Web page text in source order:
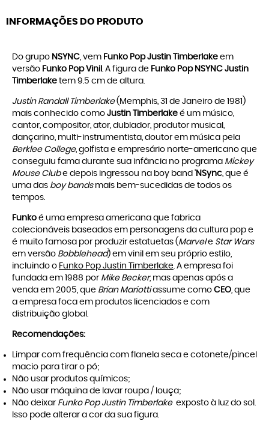
INFORMAÇÕES DO PRODUTO
Do grupo NSYNC, vem Funko Pop Justin Timberlake em
versão Funko Pop Vinil . A figura de Funko Pop NSYNC Justin
Timberlake tem 9.5 cm de altura.
Justin Randall Timberlake(Memphis, 31 de Janeiro de 1981)
mais conhecido como Justin Timberlake é um músico,
cantor, compositor, ator, dublador, produtor musical,
dançarino, multi-instrumentista, doutor em música pela
Berklee College, golfista e empresário norte-americano que
conseguiu fama durante sua infância no programa Mickey
Mouse Clube depois ingressou na boy band 'NSync, que é
uma das boy bandsmais bem-sucedidas de todos os
tempos.
Funko é uma empresa americana que fabrica
colecionáveis baseados em personagens da cultura pop e
é muito famosa por produzir estatuetas (Marvele Star Wars
em versão Bobblehead) em vinil em seu próprio estilo,
incluindo o Funko Pop Justin Timberlake. A empresa foi
fundada em 1988 por Mike Becker, mas apenas após a
venda em 2005, que Brian Mariottiassume como CEO, que
a empresa foca em produtos licenciados e com
distribuição global.
Recomendações:
Limpar com frequência com flanela seca e cotonete/pincel
macio para tirar o pó;
Não usar produtos químicos;
Não usar máquina de lavar roupa / louça;
Não deixar Funko Pop Justin Timberlake exposto à luz do sol.
Isso pode alterar a cor da sua figura.